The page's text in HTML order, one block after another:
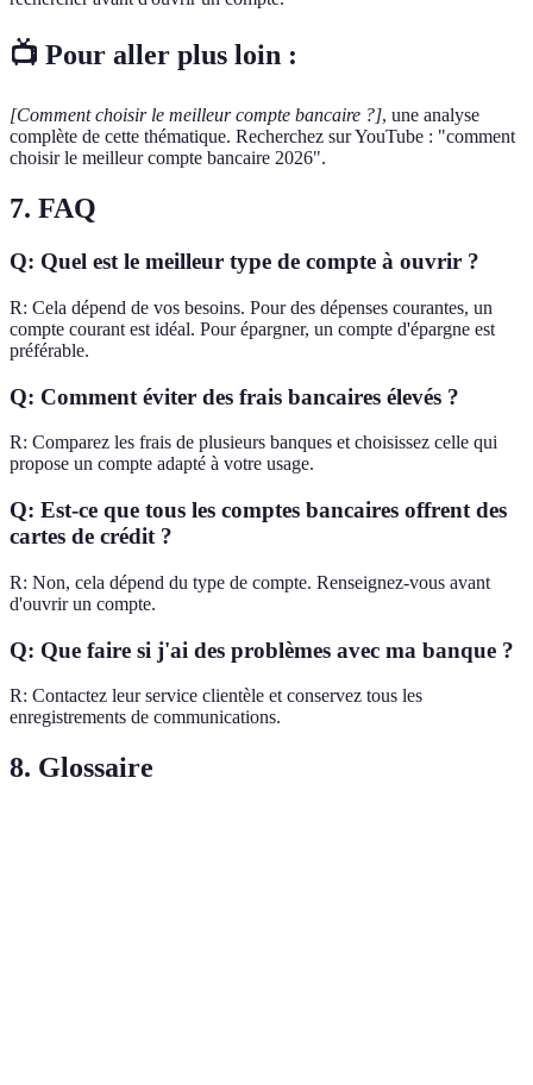
📺 Pour aller plus loin :
[Comment choisir le meilleur compte bancaire ?], une analyse
complète de cette thématique. Recherchez sur YouTube : "comment
choisir le meilleur compte bancaire 2026".
7. FAQ
Q: Quel est le meilleur type de compte à ouvrir ?
R: Cela dépend de vos besoins. Pour des dépenses courantes, un
compte courant est idéal. Pour épargner, un compte d'épargne est
préférable.
Q: Comment éviter des frais bancaires élevés ?
R: Comparez les frais de plusieurs banques et choisissez celle qui
propose un compte adapté à votre usage.
Q: Est-ce que tous les comptes bancaires offrent des
cartes de crédit ?
R: Non, cela dépend du type de compte. Renseignez-vous avant
d'ouvrir un compte.
Q: Que faire si j'ai des problèmes avec ma banque ?
R: Contactez leur service clientèle et conservez tous les
enregistrements de communications.
8. Glossaire